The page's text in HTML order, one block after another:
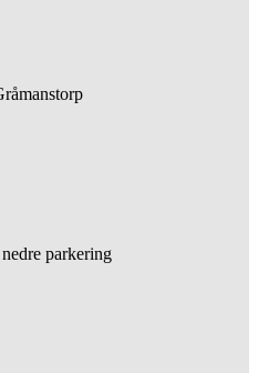
parkering